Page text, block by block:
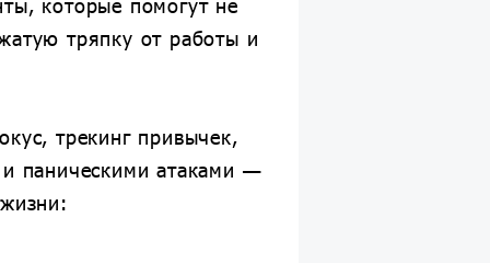
которые помогут не
тряпку от работы и
трекинг привычек,
и паническими атаками —